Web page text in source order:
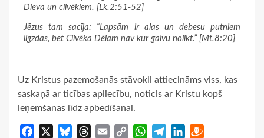
Dieva un cilvēkiem. [Lk.2:51-52]
Jēzus tam sacīja: “Lapsām ir alas un debesu putniem
ligzdas, bet Cilvēka Dēlam nav kur galvu nolikt.” [Mt.8:20]
Uz Kristus pazemošanās stāvokli attiecināms viss, kas
saskaņā ar ticības apliecību, noticis ar Kristu kopš
ieņemšanas līdz apbedīšanai.
Facebook BlueskyThreads
Email
Copy
WhatsApp
TelegramLinkedIn